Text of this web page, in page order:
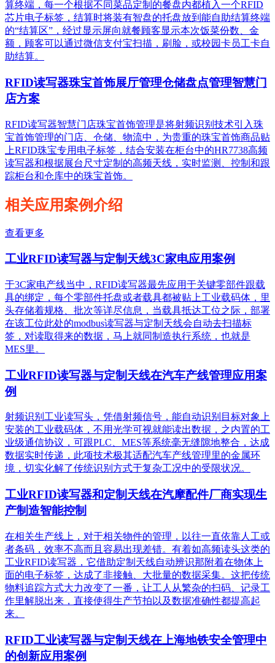
算终端，每一个根据不同菜品定制的餐盘内都植入一个RFID
芯片电子标签，结算时将装有智盘的托盘放到能自助结算终端
的“结算区”，经过显示屏向就餐顾客显示本次饭菜份数、金
额，顾客可以通过微信支付宝扫描，刷脸，或校园卡员工卡自
助结算。
RFID读写器珠宝首饰展厅管理仓储盘点管理智慧门
店方案
RFID读写器智慧门店珠宝首饰管理是将射频识别技术引入珠
宝首饰管理的门店、仓储、物流中，为贵重的珠宝首饰商品贴
上RFID珠宝专用电子标签，结合安装在柜台中的HR7738高频
读写器和根据展台尺寸定制的高频天线，实时监测、控制和跟
踪柜台和仓库中的珠宝首饰。
相关应用案例介绍
查看更多
工业RFID读写器与定制天线3C家电应用案例
于3C家电产线当中，RFID读写器最先应用于关键零部件跟载
具的绑定，每个零部件托盘或者载具都被贴上工业载码体，里
头存储着规格、批次等详尽信息，当载具抵达工位之际，部署
在该工位此处的modbus读写器与定制天线会自动去扫描标
签，对读取得来的数据，马上就同制造执行系统，也就是
MES里。
工业RFID读写器与定制天线在汽车产线管理应用案
例
射频识别工业读写头，凭借射频信号，能自动识别目标对象上
安装的工业载码体，不用光学可视就能读出数据，之内置的工
业级通信协议，可跟PLC、MES等系统毫无缝隙地整合，达成
数据实时传递，此项技术极其适配汽车产线管理里的金属环
境，切实化解了传统识别方式于复杂工况中的受限状况。
工业RFID读写器和定制天线在汽摩配件厂商实现生
产制造智能控制
在相关生产线上，对于相关物件的管理，以往一直依靠人工或
者条码，效率不高而且容易出现差错。有着如高频读头这类的
工业RFID读写器，它借助定制天线自动辨识那附着在物体上
面的电子标签，达成了非接触、大批量的数据采集。这把传统
物料追踪方式大力改变了一番，让工人从繁杂的扫码、记录工
作里解脱出来，直接使得生产节拍以及数据准确性都提高起
来。
RFID工业读写器与定制天线在上海地铁安全管理中
的创新应用案例